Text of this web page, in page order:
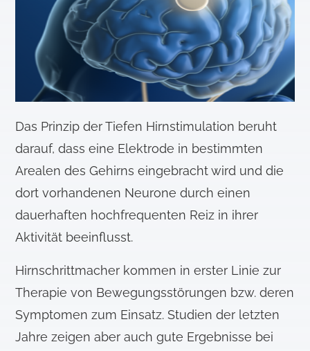
Das Prinzip der Tiefen Hirnstimulation beruht
darauf, dass eine Elektrode in bestimmten
Arealen des Gehirns eingebracht wird und die
dort vorhandenen Neurone durch einen
dauerhaften hochfrequenten Reiz in ihrer
Aktivität beeinflusst.
Hirnschrittmacher kommen in erster Linie zur
Therapie von Bewegungsstörungen bzw. deren
Symptomen zum Einsatz. Studien der letzten
Jahre zeigen aber auch gute Ergebnisse bei